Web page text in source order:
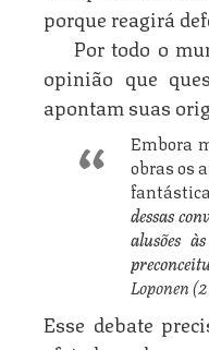
porque reagirá
Por todo o
opinião que
apontam suas
Embora
obras os
dessas
alusões
Loponen
Esse debate